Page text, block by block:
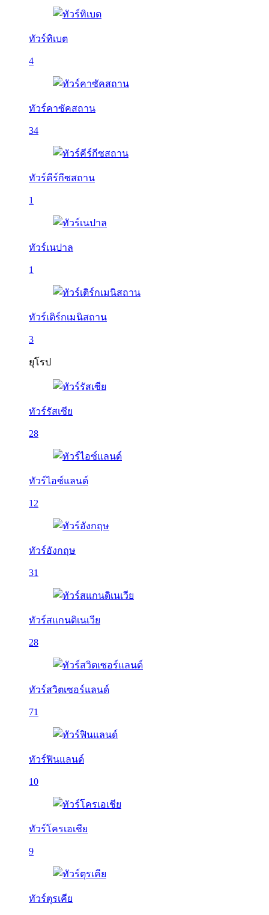
ทัวร์ทิเบต
4
ทัวร์คาซัคสถาน
34
ทัวร์คีร์กีซสถาน
1
ทัวร์เนปาล
1
ทัวร์เติร์กเมนิสถาน
3
ยุโรป
ทัวร์รัสเซีย
28
ทัวร์ไอซ์แลนด์
12
ทัวร์อังกฤษ
31
ทัวร์สแกนดิเนเวีย
28
ทัวร์สวิตเซอร์แลนด์
71
ทัวร์ฟินแลนด์
10
ทัวร์โครเอเชีย
9
ทัวร์ตุรเคีย